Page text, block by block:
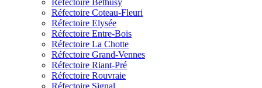
Réfectoire Coteau-Fleuri
Réfectoire Elysée
Réfectoire Entre-Bois
Réfectoire La Chotte
Réfectoire Grand-Vennes
Réfectoire Riant-Pré
Réfectoire Rouvraie
Réfectoire Signal